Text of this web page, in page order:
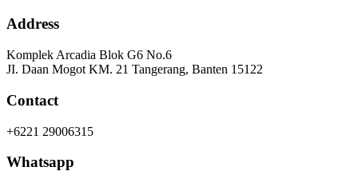
Address
Komplek Arcadia Blok G6 No.6
JI. Daan Mogot KM. 21 Tangerang, Banten 15122
Contact
+6221 29006315
Whatsapp